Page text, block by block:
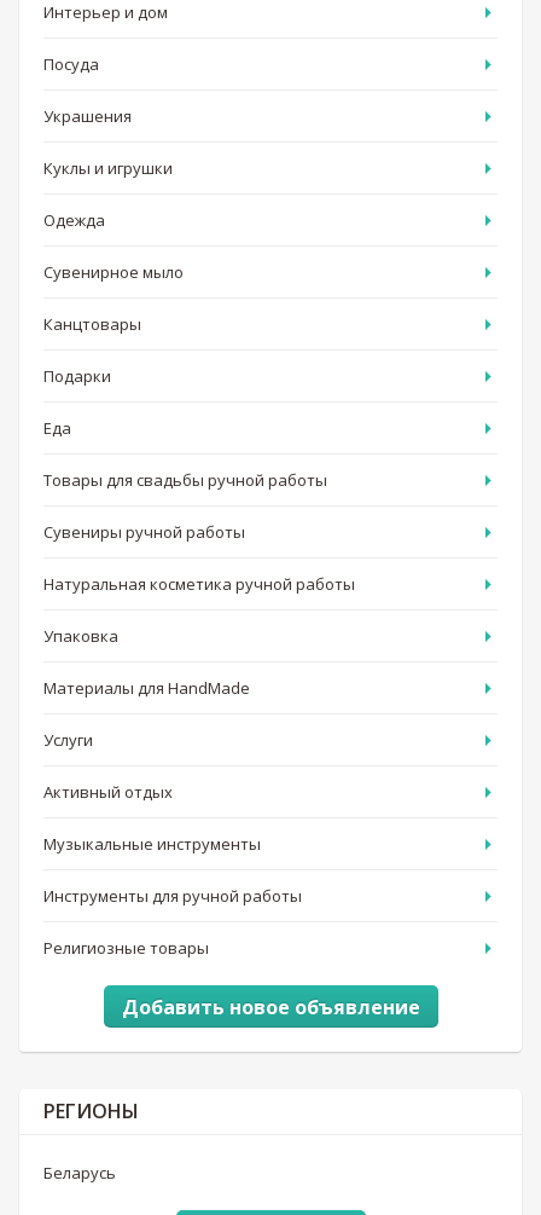
Интерьер и дом
Посуда
Украшения
Куклы и игрушки
Одежда
Сувенирное мыло
Канцтовары
Подарки
Еда
Товары для свадьбы ручной работы
Сувениры ручной работы
Натуральная косметика ручной работы
Упаковка
Материалы для HandMade
Услуги
Активный отдых
Музыкальные инструменты
Инструменты для ручной работы
Религиозные товары
Добавить новое объявление
РЕГИОНЫ
Беларусь